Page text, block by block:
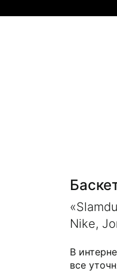
Nike,
В
все